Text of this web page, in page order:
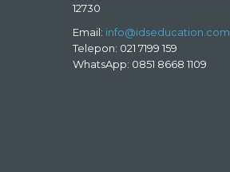
12730
Email: info@idseducation.com
Telepon: 021 7199 159
WhatsApp: 0851 8668 1109